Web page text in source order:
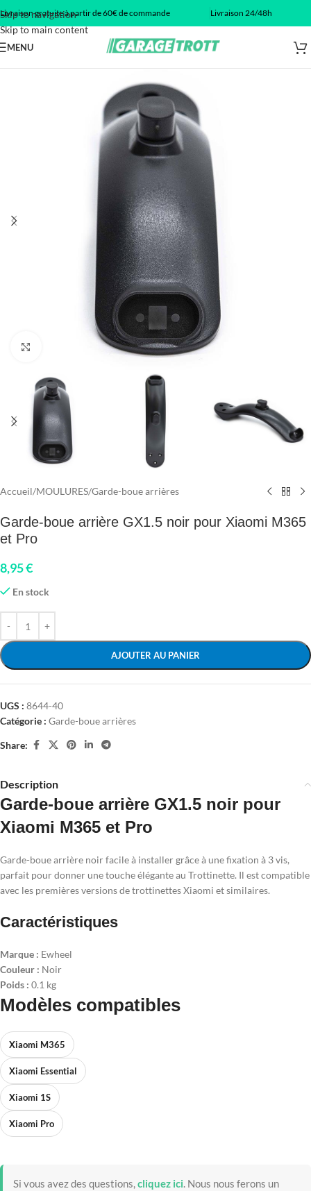
Skip to navigation
Skip to main content
Livraison gratuite à partir de 60€ de commande Livraison 24/48h
MENU
Click to enlarge
Accueil/MOULURES/Garde-boue arrières
Garde-boue arrière GX1.5 noir pour Xiaomi M365
et Pro
8,95€
En stock
AJOUTER AU PANIER
UGS : 8644-40
Catégorie : Garde-boue arrières
Share:
Description
Garde-boue arrière GX1.5 noir pour
Xiaomi M365 et Pro
Garde-boue arrière noir facile à installer grâce à une fixation à 3 vis,
parfait pour donner une touche élégante au Trottinette. Il est compatible
avec les premières versions de trottinettes Xiaomi et similaires.
Caractéristiques
Marque : Ewheel
Couleur : Noir
Poids : 0.1 kg
Modèles compatibles
Xiaomi M365
Xiaomi Essential
Xiaomi 1S
Xiaomi Pro
Si vous avez des questions,cliquez ici. Nous nous ferons un